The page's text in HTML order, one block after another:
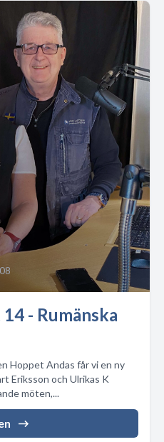
- Rumänska
Hoppet Andas får vi en ny
Eriksson och Ulrikas K
möten,...